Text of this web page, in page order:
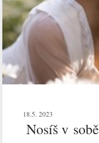
18.5. 2023
Nosíš v